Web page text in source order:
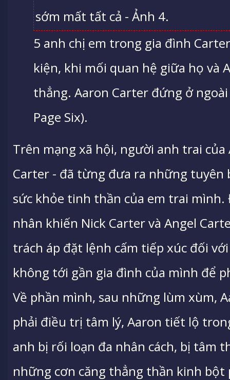
5 anh chị em trong gia đình
kiện, khi mối quan hệ giữa họ và
thẳng. Aaron Carter đứng ở
Page Six).
Trên mạng xã hội, người anh trai của
Carter - đã từng đưa ra những tuyên
sức khỏe tinh thần của em trai
nhân khiến Nick Carter và Angel
trách áp đặt lệnh cấm tiếp xúc đối
không tới gần gia đình của mình để
Về phần mình, sau những lùm xùm,
phải điều trị tâm lý, Aaron tiết lộ
anh bị rối loạn đa nhân cách, bị tâm
những cơn căng thẳng thần kinh